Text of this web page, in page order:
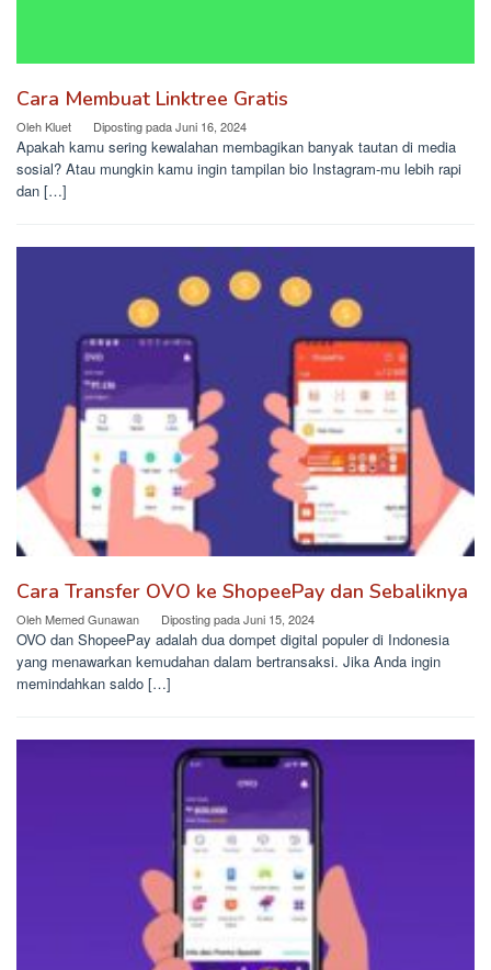
Cara Membuat Linktree Gratis
Oleh Kluet Diposting padaJuni 16, 2024
Apakah kamu sering kewalahan membagikan banyak tautan di media
sosial? Atau mungkin kamu ingin tampilan bio Instagram-mu lebih rapi
dan […]
Cara Transfer OVO ke ShopeePay dan Sebaliknya
OlehMemed Gunawan Diposting padaJuni 15, 2024
OVO dan ShopeePay adalah dua dompet digital populer di Indonesia
yang menawarkan kemudahan dalam bertransaksi. Jika Anda ingin
memindahkan saldo […]